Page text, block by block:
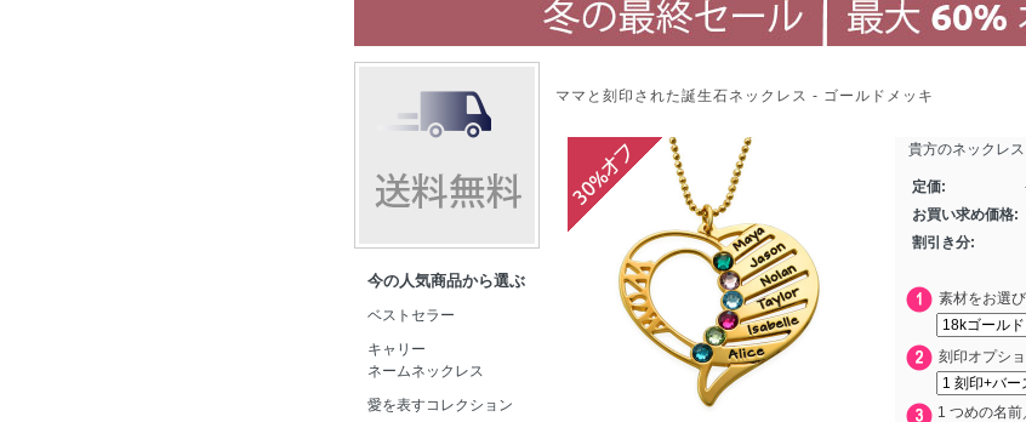
ネームネックレス
プチネームネックレス
愛のブレスレット
イニシャルジュエリー
誕生石コレクション
バーネックレスコレクション
ディスクとサークルのコレクション
メンズ
ギフトコレクション
今の人気商品から選ぶ
ベストセラー
キャリー
ネームネックレス
愛を表すコレクション
ママと刻印された誕生石ネックレス - ゴールドメッキ
貴方のネックレ
定価:
お買い求め価格:
割引き分:
素材をお選
刻印オプシ
1 つめの名